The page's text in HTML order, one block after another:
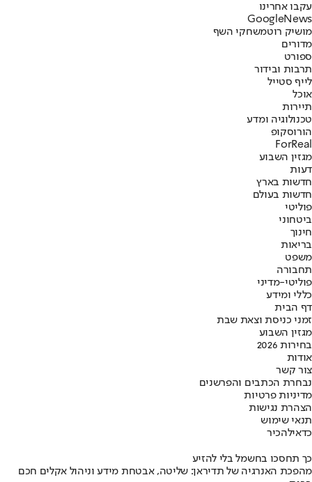
עקבו אחרינו
Googl eNews
מושיק רוטמשחקי השף
מדורים
ספורט
תרבות ובידור
לייף סטייל
אוכל
תיירות
טכנולוגיה ומדע
הורוסקופ
ForReal
מגזין השבוע
דעות
חדשות בארץ
חדשות בעולם
פוליטי
ביטחוני
חינוך
בריאות
משפט
תחבורה
פוליטי-מדיני
כללי ומידע
דף הבית
זמני כניסת וצאת שבת
מגזין השבוע
בחירות 2026
אודות
צור קשר
נבחרת הכתבים והפרשנים
מדיניות פרטיות
הצהרת נגישות
תנאי שימוש
כדאילהכיר
כך תחסכו בחשמל בלי להזיע
מהפכת האנרגיה של תדיראן: שליטה, אבטחת מידע וניהול אקלים חכם